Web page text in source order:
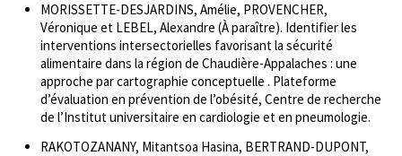
MORISSETTE-DESJARDINS, Amélie, PROVENCHER,
Véronique et LEBEL, Alexandre (À paraître). Identifier les
interventions intersectorielles favorisant la sécurité
alimentaire dans la région de Chaudière-Appalaches : une
approche par cartographie conceptuelle . Plateforme
d’évaluation en prévention de l’obésité, Centre de recherche
de l’Institut universitaire en cardiologie et en pneumologie.
RAKOTOZANANY, Mitantsoa Hasina, BERTRAND-DUPONT,